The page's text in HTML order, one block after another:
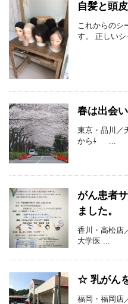
自髪と頭
これからのシ
す。 正しい
春は出会
東京・品川／
から⇩ ...
がん患者
ました。
香川・高松
大学医 ...
☆ 乳がん
福岡・福岡